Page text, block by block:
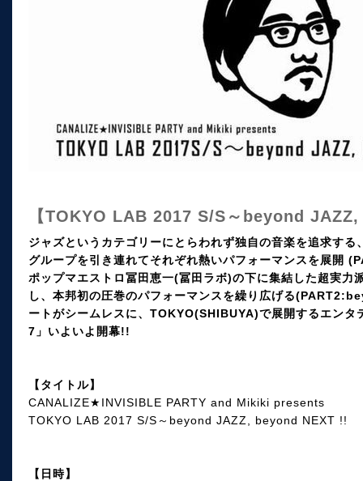
【TOKYO LAB 2017 S/S～beyond
ジャズというカテゴリーにとらわれず独自の音楽を追求す
グループを引き連れてそれぞれ熱いパフォーマンスを展
ポップマエストロ冨田恵一(冨田ラボ)の下に集結した超実力
し、本邦初の圧巻のパフォーマンスを繰り広げる
ートがシームレスに、TOKYO(SHIBUYA)で展開するエン
7」いよいよ開幕!!
【タイトル】
CANALIZE★INVISIBLE PARTY and Mikiki presents
TOKYO LAB 2017 S/S～beyond JAZZ, beyond NEXT !!
【日時】